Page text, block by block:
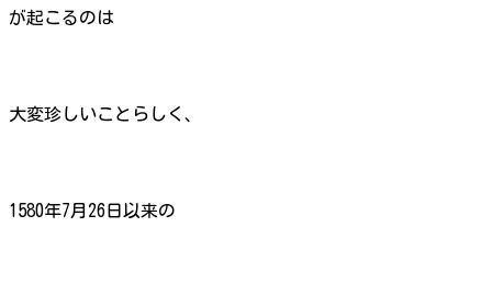
が起こるのは
大変珍しいことらしく、
1580年7月26日以来の